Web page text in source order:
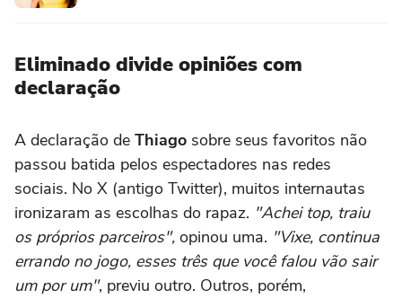
Eliminado divide opiniões com
declaração
A declaração de Thiago sobre seus favoritos não
passou batida pelos espectadores nas redes
sociais. No X (antigo Twitter), muitos internautas
ironizaram as escolhas do rapaz. "Achei top, traiu
os próprios parceiros", opinou uma. "Vixe, continua
errando no jogo, esses três que você falou vão sair
um por um", previu outro. Outros, porém,